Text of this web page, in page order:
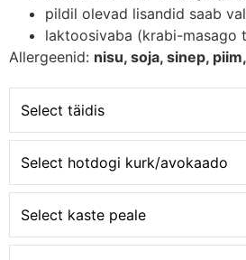
pildil olevad lisandid saab
laktoosivaba (krabi-masago
Allergeenid: nisu, soja, sinep,
Select täidis
Select hotdogi kurk/avokaado
Select kaste peale